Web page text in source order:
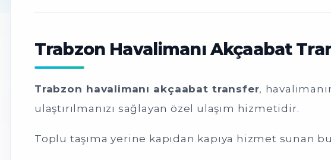
Trabzon Havalimanı Akçaabat
Trabzon havalimanı akçaabat transfer,
ulaştırılmanızı sağlayan özel ulaşım hizmetidir.
Toplu taşıma yerine kapıdan kapıya hizmet sunan